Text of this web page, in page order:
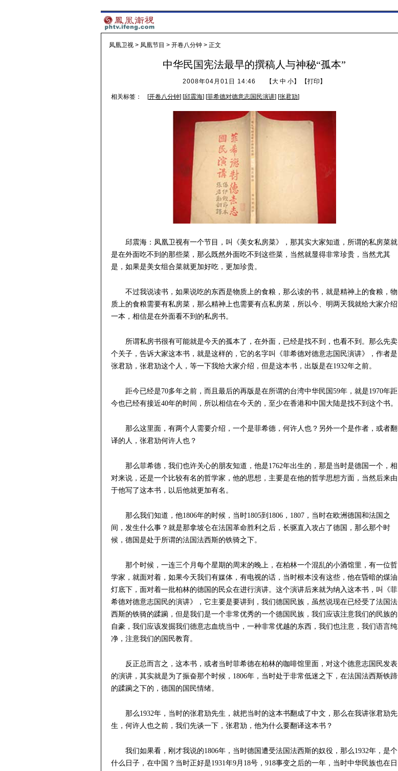
凤凰卫视 > 凤凰节目 > 开卷八分钟 > 正文
中华民国宪法最早的撰稿人与神秘“孤本”
2008年04月01日 14:46 【大 中 小】 【打印 】
相关标签： [开卷八分钟] [邱震海] [菲希德对德意志国民演讲] [张君劢]
邱震海：凤凰卫视有一个节目，叫《美女私房菜》，那其实大家知道，所谓的私房菜就
是在外面吃不到的那些菜，那么既然外面吃不到这些菜，当然就显得非常珍贵，当然尤其
是，如果是美女组合菜就更加好吃，更加珍贵。
不过我说读书，如果说吃的东西是物质上的食粮，那么读的书，就是精神上的食粮，物
质上的食粮需要有私房菜，那么精神上也需要有点私房菜，所以今、明两天我就给大家介绍
一本，相信是在外面看不到的私房书。
所谓私房书很有可能就是今天的孤本了，在外面，已经是找不到，也看不到。那么先卖
个关子，告诉大家这本书，就是这样的，它的名字叫《菲希德对德意志国民演讲》，作者是
张君劢，张君劢这个人，等一下我给大家介绍，但是这本书，出版是在1932年之前。
距今已经是70多年之前，而且最后的再版是在所谓的台湾中华民国59年，就是1970年距
今也已经有接近40年的时间，所以相信在今天的，至少在香港和中国大陆是找不到这个书。
那么这里面，有两个人需要介绍，一个是菲希德，何许人也？另外一个是作者，或者翻
译的人，张君劢何许人也？
那么菲希德，我们也许关心的朋友知道，他是1762年出生的，那是当时是德国一个，相
对来说，还是一个比较有名的哲学家，他的思想，主要是在他的哲学思想方面，当然后来由
于他写了这本书，以后他就更加有名。
那么我们知道，他1806年的时候，当时1805到1806，1807，当时在欧洲德国和法国之
间，发生什么事？就是那拿坡仑在法国革命胜利之后，长驱直入攻占了德国，那么那个时
候，德国是处于所谓的法国法西斯的铁骑之下。
那个时候，一连三个月每个星期的周末的晚上，在柏林一个混乱的小酒馆里，有一位哲
学家，就面对着，如果今天我们有媒体，有电视的话，当时根本没有这些，他在昏暗的煤油
灯底下，面对着一批柏林的德国的民众在进行演讲。这个演讲后来就为纳入这本书，叫《菲
希德对德意志国民的演讲》，它主要是要讲到，我们德国民族，虽然说现在已经受了法国法
西斯的铁骑的蹂躏，但是我们是一个非常优秀的一个德国民族，我们应该注意我们的民族的
自豪，我们应该发掘我们德意志血统当中，一种非常优越的东西，我们也注意，我们语言纯
净，注意我们的国民教育。
反正总而言之，这本书，或者当时菲希德在柏林的咖啡馆里面，对这个德意志国民发表
的演讲，其实就是为了振奋那个时候，1806年，当时处于非常低迷之下，在法国法西斯铁蹄
的蹂躏之下的，德国的国民情绪。
那么1932年，当时的张君劢先生，就把当时的这本书翻成了中文，那么在我讲张君劢先
生，何许人也之前，我们先谈一下，张君劢，他为什么要翻译这本书？
我们如果看，刚才我说的1806年，当时德国遭受法国法西斯的奴役，那么1932年，是个
什么日子，在中国？当时正好是1931年9月18号，918事变之后的一年，当时中华民族也在日